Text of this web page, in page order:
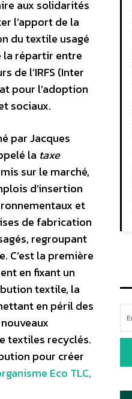
aux solidarités
l’apport de la
du textile usagé
la répartir entre
de l’IRFS (Inter
pour l’adoption
sociaux.
par Jacques
la taxe
sur le marché,
d’insertion
et
de fabrication
regroupant
C’est la première
en fixant un
textile, la
en péril des
textiles recyclés.
pour créer
Eco TLC,